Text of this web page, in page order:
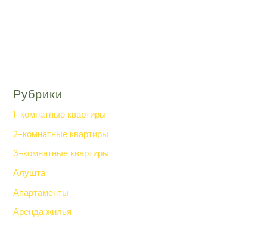
Рубрики
1-комнатные квартиры
2-комнатные квартиры
3-комнатные квартиры
Алушта
Апартаменты
Аренда жилья